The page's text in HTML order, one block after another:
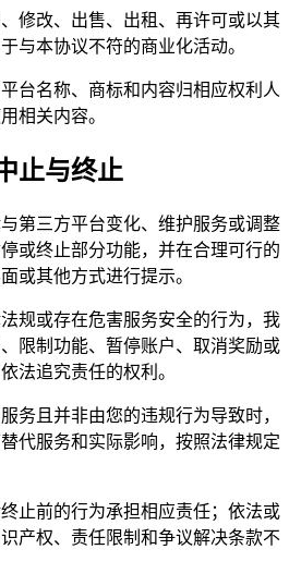
修改、出售、出租、再许可或以其
与本协议不符的商业化活动。
台名称、商标和内容归相应权利人
相关内容。
止与终止
第三方平台变化、维护服务或调整
或终止部分功能，并在合理可行的
或其他方式进行提示。
规或存在危害服务安全的行为，我
限制功能、暂停账户、取消奖励或
法追究责任的权利。
务且并非由您的违规行为导致时，
代服务和实际影响，按照法律规定
止前的行为承担相应责任；依法或
产权、责任限制和争议解决条款不